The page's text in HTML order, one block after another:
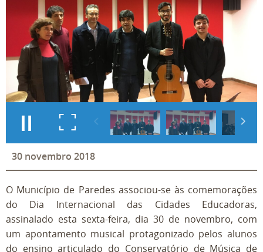
30 novembro 2018
O Município de Paredes associou-se às comemorações
do Dia Internacional das Cidades Educadoras,
assinalado esta sexta-feira, dia 30 de novembro, com
um apontamento musical protagonizado pelos alunos
do ensino articulado do Conservatório de Música de